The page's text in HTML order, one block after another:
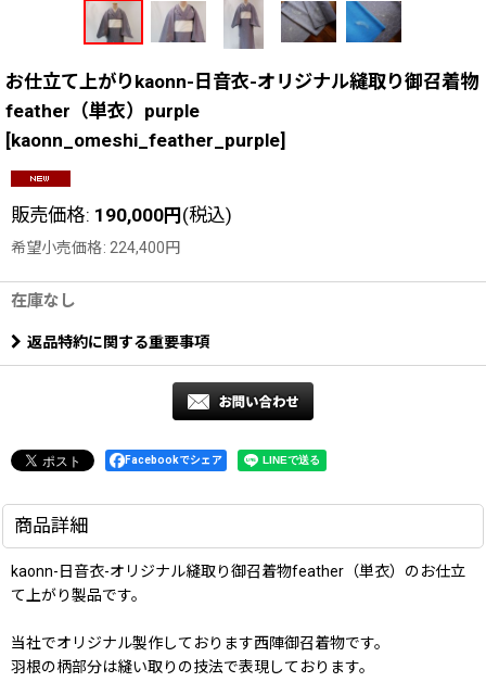
お仕立て上がりkaonn-日音衣-オリジナル縫取り御召着物
feather（単衣）purple
[kaonn_omeshi_feather_purple]
販売価格: 190,000円(税込)
希望小売価格: 224,400円
在庫なし
返品特約に関する重要事項
Facebookでシェア
商品詳細
kaonn-日音衣-オリジナル縫取り御召着物feather（単衣）のお仕立
て上がり製品です。
当社でオリジナル製作しております西陣御召着物です。
羽根の柄部分は縫い取りの技法で表現しております。